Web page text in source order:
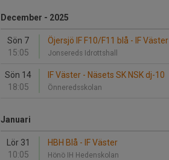
December - 2025
Sön 7
15:05
Öjersjö IF F10/F11 blå - IF Väster
Jonsereds Idrottshall
Sön 14
18:05
IF Väster - Näsets SK NSK dj-10
Önneredsskolan
Januari
Lör 31
10:05
HBH Blå - IF Väster
Hönö IH Hedenskolan